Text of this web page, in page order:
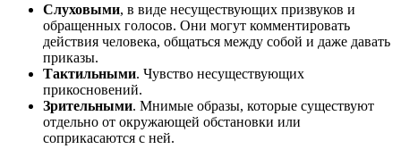
Слуховыми, в виде несуществующих призвуков и
обращенных голосов. Они могут комментировать
действия человека, общаться между собой и даже давать
приказы.
Тактильными. Чувство несуществующих
прикосновений.
Зрительными. Мнимые образы, которые существуют
отдельно от окружающей обстановки или
соприкасаются с ней.